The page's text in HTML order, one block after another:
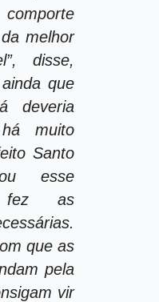
melhor
disse,
que
deveria
muito
Santo
esse
as
que as
pela
vir